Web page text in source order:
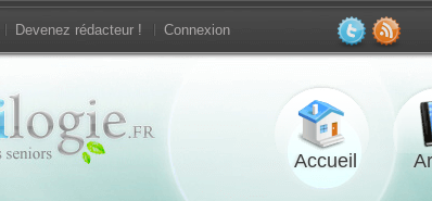
Devenez rédacteur ! Connexion
Accueil